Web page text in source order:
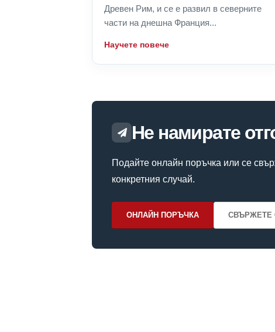
Древен Рим, и се е развил в северните
части на днешна Франция...
Научете повече
Не намирате
Подайте онлайн поръчка или се
конкретния случай.
ОНЛАЙН ПОРЪЧКА СВЪРЖЕТЕ